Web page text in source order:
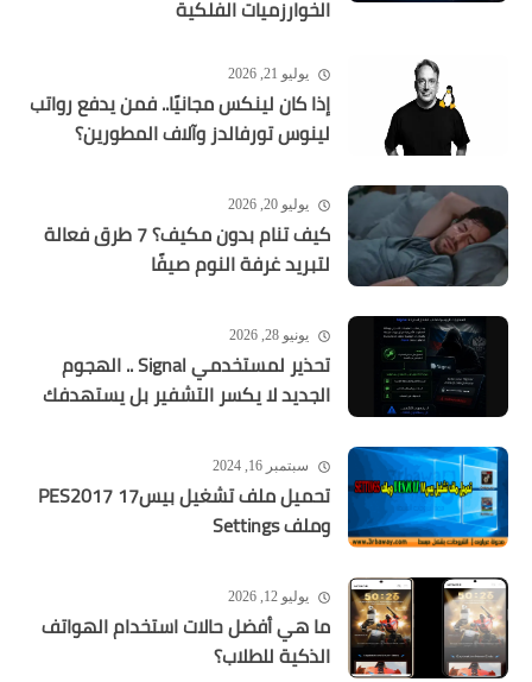
الخوارزميات الفلكية
يوليو 21, 2026
إذا كان لينكس مجانيًا.. فمن يدفع رواتب
لينوس تورفالدز وآلاف المطورين؟
يوليو 20, 2026
كيف تنام بدون مكيف؟ 7 طرق فعالة
لتبريد غرفة النوم صيفًا
يونيو 28, 2026
تحذير لمستخدمي Signal .. الهجوم
الجديد لا يكسر التشفير بل يستهدفك
سبتمبر 16, 2024
تحميل ملف تشغيل بيس17 PES2017
وملف Settings
يوليو 12, 2026
ما هي أفضل حالات استخدام الهواتف
الذكية للطلاب؟